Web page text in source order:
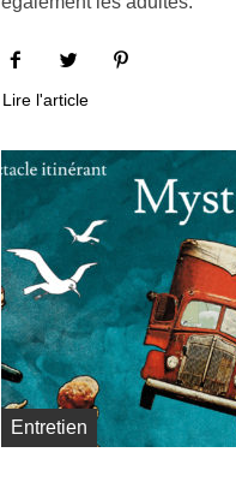
Lire l'article
Entretien